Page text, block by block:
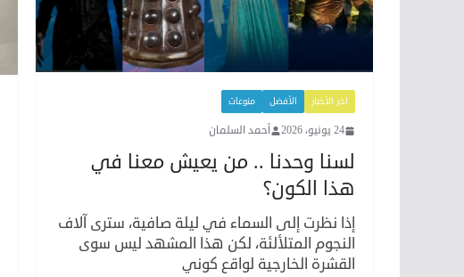
اخر الأخبار الأفضل منوعات
24 يونيو، 2026 أحمد السلمان
لسنا وحدنا .. من يعيش معنا في
هذا الكون؟
إذا نظرت إلى السماء في ليلة صافية، سترى آلاف
النجوم المتلألئة، لكن هذا المشهد ليس سوى
القشرة الخارجية لواقع كوني